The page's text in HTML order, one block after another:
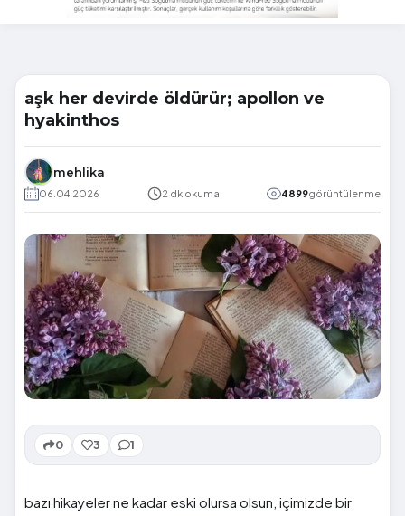
aşk her devirde öldürür; apollon ve
hyakinthos
mehlika
06.04.2026 2 dk okuma 4899görüntülenme
0 3 1
bazı hikayeler ne kadar eski olursa olsun, içimizde bir